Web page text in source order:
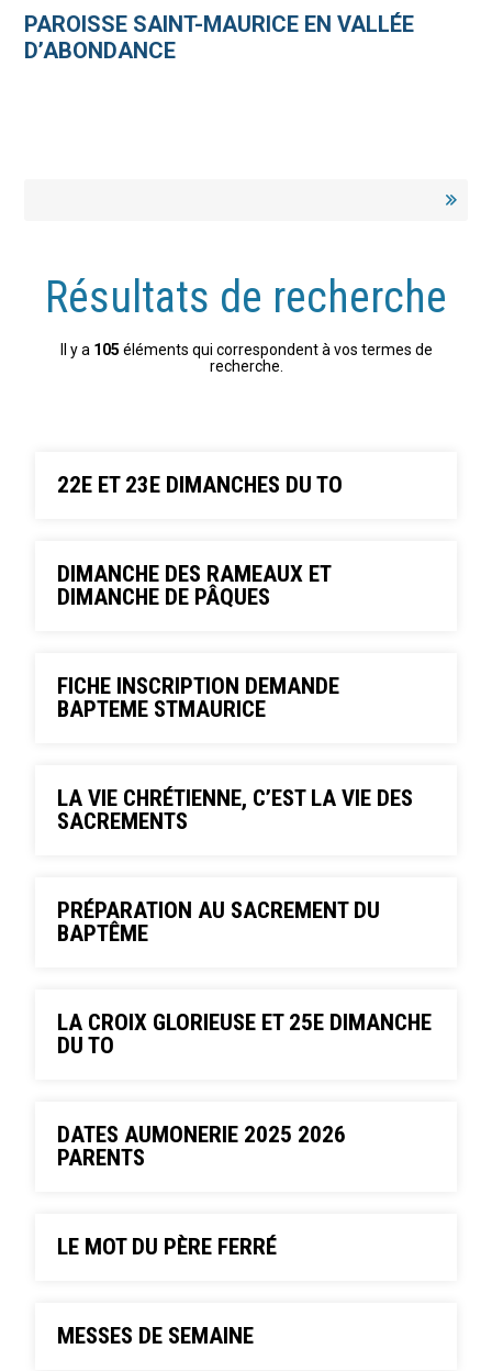
contenu.
personnelsPAROISSE SAINT-MAURICE EN VALLÉE
D’ABONDANCE
Résultats de recherche
Il y a 105 éléments qui correspondent à vos termes de
recherche.
22E ET 23E DIMANCHES DU TO
DIMANCHE DES RAMEAUX ET
DIMANCHE DE PÂQUES
FICHE INSCRIPTION DEMANDE
BAPTEME STMAURICE
LA VIE CHRÉTIENNE, C’EST LA VIE DES
SACREMENTS
PRÉPARATION AU SACREMENT DU
BAPTÊME
LA CROIX GLORIEUSE ET 25E DIMANCHE
DU TO
DATES AUMONERIE 2025 2026
PARENTS
LE MOT DU PÈRE FERRÉ
MESSES DE SEMAINE